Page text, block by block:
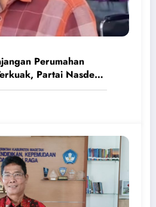
Perumahan
Partai Nasdem
Uang Rp 748 Juta